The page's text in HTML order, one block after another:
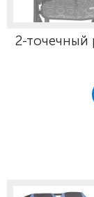
2-точечный